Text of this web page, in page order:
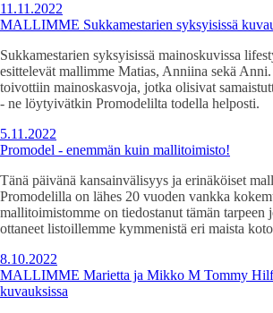
11.11.2022
MALLIMME Sukkamestarien syksyisissä
Sukkamestarien syksyisissä mainoskuvissa
esittelevät mallimme Matias, Anniina sekä
toivottiin mainoskasvoja, jotka olisivat
- ne löytyivätkin Promodelilta todella helposti.
5.11.2022
Promodel - enemmän kuin mallitoimisto!
Tänä päivänä kansainvälisyys ja erinäköiset
Promodelilla on lähes 20 vuoden vankka
mallitoimistomme on tiedostanut tämän tarpeen
ottaneet listoillemme kymmenistä eri maista
8.10.2022
MALLIMME Marietta ja Mikko M Tommy
kuvauksissa